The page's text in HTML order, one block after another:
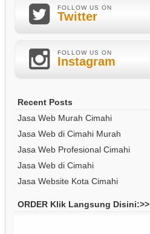
FOLLOW US ON
Twitter
FOLLOW US ON
Instagram
Recent Posts
Jasa Web Murah Cimahi
Jasa Web di Cimahi Murah
Jasa Web Profesional Cimahi
Jasa Web di Cimahi
Jasa Website Kota Cimahi
ORDER Klik Langsung Disini:>>